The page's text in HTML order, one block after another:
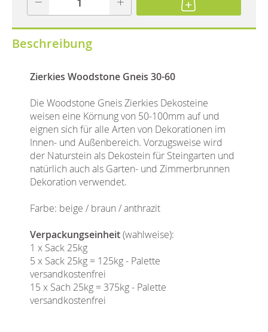
Beschreibung
Zierkies Woodstone Gneis 30-60
Die Woodstone Gneis Zierkies Dekosteine
weisen eine Körnung von 50-100mm auf und
eignen sich für alle Arten von Dekorationen im
Innen- und Außenbereich. Vorzugsweise wird
der Naturstein als Dekostein für Steingarten und
natürlich auch als Garten- und Zimmerbrunnen
Dekoration verwendet.
Farbe: beige / braun / anthrazit
Verpackungseinheit(wahlweise):
1 x Sack 25kg
5 x Sack 25kg = 125kg - Palette
versandkostenfrei
15 x Sach 25kg = 375kg - Palette
versandkostenfrei